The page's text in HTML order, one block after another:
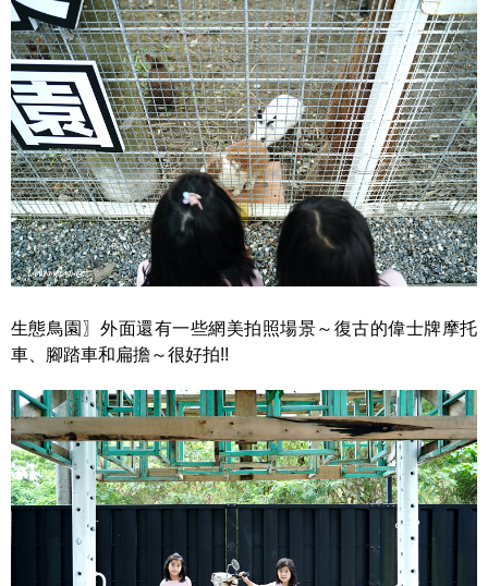
生態鳥園〗外面還有一些網美拍照場景～復古的偉士牌摩托
車、腳踏車和扁擔～很好拍!!